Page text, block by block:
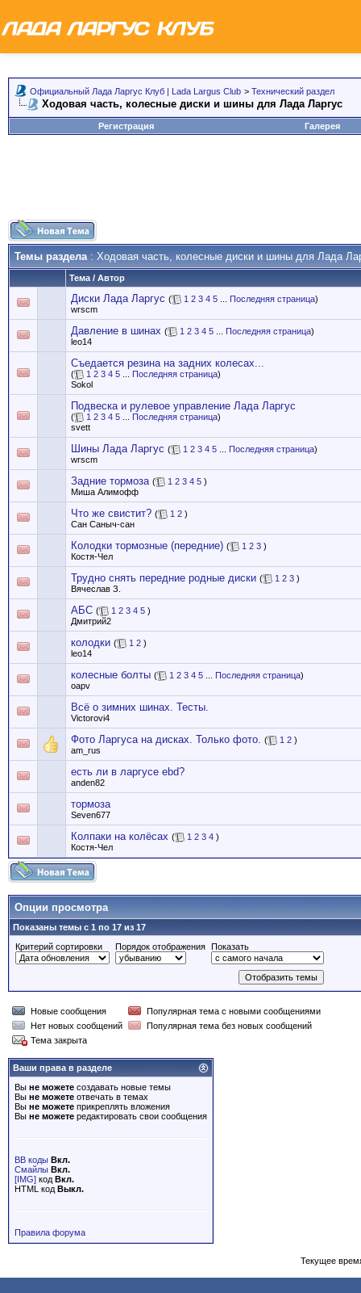
Официальный Лада Ларгус Клуб | Lada Largus Club > Технический раздел
Ходовая часть, колесные диски и шины для Лада Ларгус
Регистрация Галерея
Темы раздела: Ходовая часть, колесные диски и шины для Лада
Тема / Автор
Диски Лада Ларгус ( 1 2 3 4 5 Последняя страница)
wrscm
Давление в шинах ( 1 2 3 4 5 Последняя страница)
leo14
Съедается резина на задних колесах...
( 1 2 3 4 5 Последняя страница)
Sokol
Подвеска и рулевое управление Лада Ларгус
( 1 2 3 4 5 Последняя страница)
svett
Шины Лада Ларгус ( 1 2 3 4 5 Последняя страница)
wrscm
Задние тормоза ( 1 2 3 4 5 )
Миша Алимофф
Что же свистит? ( 1 2 )
Сан Саныч-сан
Колодки тормозные (передние) ( 1 2 3 )
Костя-Чел
Трудно снять передние родные диски ( 1 2 3 )
Вячеслав З.
АБС ( 1 2 3 4 5 )
Дмитрий2
колодки ( 1 2 )
leo14
колесные болты ( 1 2 3 4 5 Последняя страница)
oapv
Всё о зимних шинах. Тесты.
Victorovi4
Фото Ларгуса на дисках. Только фото. ( 1 2 )
am_rus
есть ли в ларгусе ebd?
anden82
тормоза
Seven677
Колпаки на колёсах ( 1 2 3 4 )
Костя-Чел
Опции просмотра
Показаны темы с 1 по 17 из 17
Критерий сортировки
Порядок отображения Показать
Новые сообщения
Популярная тема с новыми сообщениями
Нет новых сообщений
Популярная тема без новых сообщений
Тема закрыта
Ваши права в разделе
Вы не можете создавать новые темы
Вы не можете отвечать в темах
Вы не можете прикреплять вложения
Вы не можете редактировать свои сообщения
BB коды Вкл.
Смайлы Вкл.
[IMG] код Вкл.
HTML код Выкл.
Правила форума
Текущее